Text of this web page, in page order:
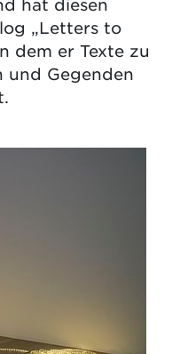
hat diesen
„Letters to
dem er Texte zu
und Gegenden